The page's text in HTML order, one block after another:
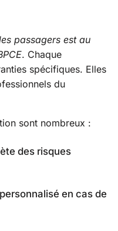
passagers est au
. Chaque
spécifiques. Elles
du
sont nombreux :
des risques
en cas de